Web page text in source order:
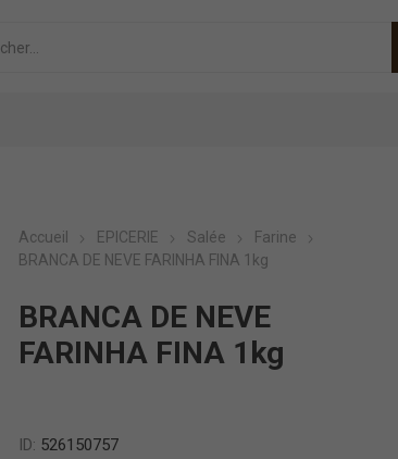
Accueil EPICERIE Salée
Farine
BRANCA DE NEVE FARINHA FINA 1kg
BRANCA DE NEVE
FARINHA FINA 1kg
ID: 526150757